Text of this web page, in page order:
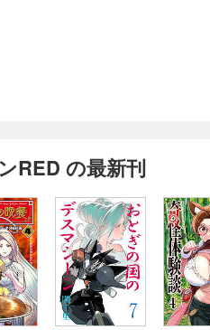
RED の最新刊